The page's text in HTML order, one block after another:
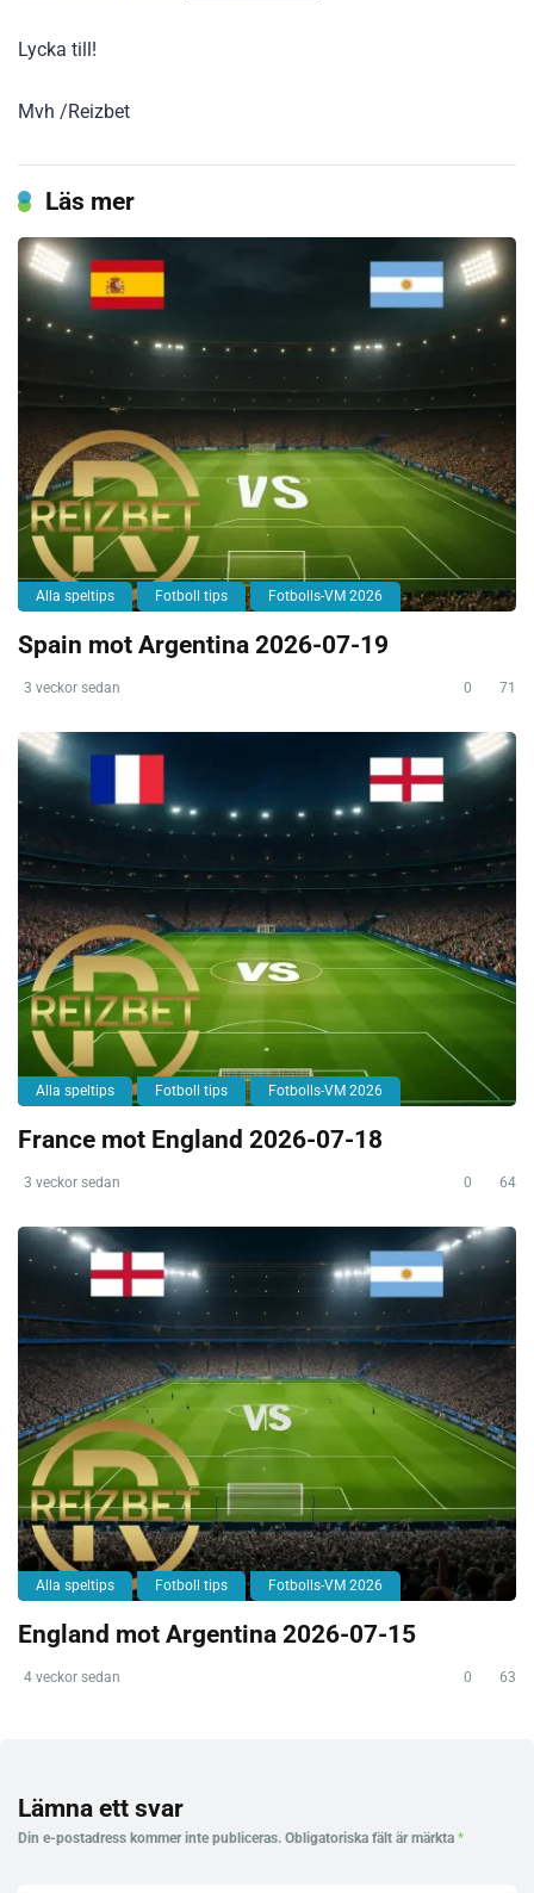
Lycka till!
Mvh /Reizbet
Läs mer
Alla speltips Fotboll tips Fotbolls-VM 2026
Spain mot Argentina 2026-07-19
3 veckor sedan 0 71
Alla speltips Fotboll tips Fotbolls-VM 2026
France mot England 2026-07-18
3 veckor sedan 0 64
Alla speltips Fotboll tips Fotbolls-VM 2026
England mot Argentina 2026-07-15
4 veckor sedan 0 63
Lämna ett svar
Din e-postadress kommer inte publiceras. Obligatoriska fält är märkta *